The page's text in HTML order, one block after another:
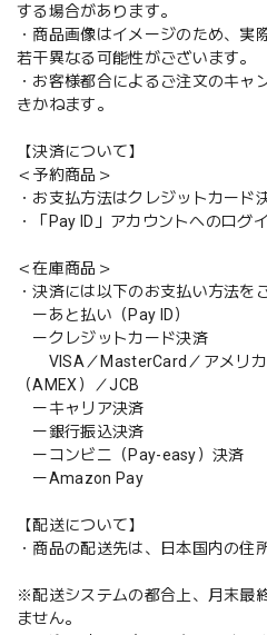
する場合があります。
・商品画像はイメージのため、実
若干異なる可能性がございます。
・お客様都合によるご注文のキャ
きかねます。
【決済について】
＜予約商品＞
・お支払方法はクレジットカード
・「Pay ID」アカウントへのログ
＜在庫商品＞
・決済には以下のお支払い方法を
ーあと払い（Pay ID）
ークレジットカード決済
VISA／MasterCard／アメリカ
（AMEX）／JCB
ーキャリア決済
ー銀行振込決済
ーコンビニ（Pay-easy）決済
ーAmazon Pay
【配送について】
・商品の配送先は、日本国内の住
※配送システムの都合上、月末最
ません。